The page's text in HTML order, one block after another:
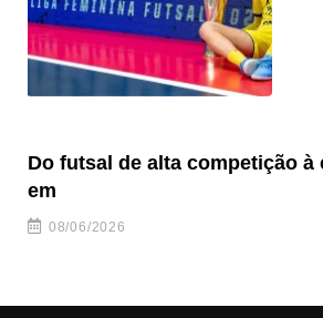
Do futsal de alta competição à
em
08/06/2026